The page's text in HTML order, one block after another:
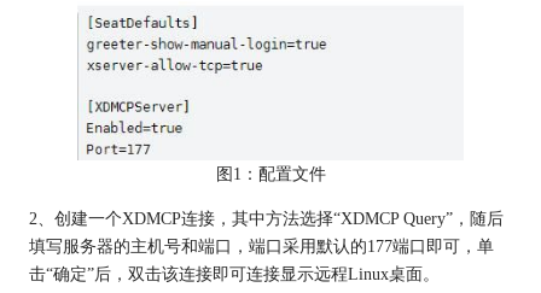
图1：配置文件
2、创建一个XDMCP连接，其中方法选择“XDMCP Query”，随后
填写服务器的主机号和端口，端口采用默认的177端口即可，单
击“确定”后，双击该连接即可连接显示远程Linux桌面。